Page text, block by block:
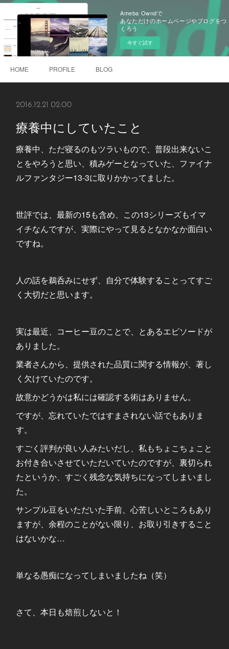
Ameba Owndで
あなただけのホームページやブログをつ
くろう
今すぐ試す
HOME PROFILE BLOG
2016.12.21 02:00
療養中にしていたこと
療養中、ただ寝るのもツラいもので、普段出来ないこ
とをやろうと思い、積みゲーとなっていた、ファイナ
ルファンタジー13-3に取りかかってました。
世評では、最新の15も含め、この13シリーズもイマ
イチなんですが、実際にやって見るとなかなか面白い
ですね。
人の話を鵜呑みにせず、自分で体験することってすご
く大切だと思います。
実は最近、コーヒー豆のことで、とあるエピソードが
ありました。
業者さんから、提供された品質に関する情報が、著し
く欠けていたのです。
故意かどうかは私には確認する術はありません。
ですが、忘れていたではすまされない話でもありま
す。
すごく評判が良い人みたいだし、私もちょこちょこと
お付き合いさせていただいていたのですが、裏切られ
たというか、すごく残念な気持ちになってしまいまし
た。
サンプル豆をいただいた手前、心苦しいところもあり
ますが、余程のことがない限り、お取り引きすること
はないかな…
単なる愚痴になってしまいましたね（笑）
さて、本日も焙煎しないと！